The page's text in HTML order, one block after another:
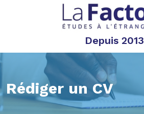
Depuis 2013
Rédiger un CV